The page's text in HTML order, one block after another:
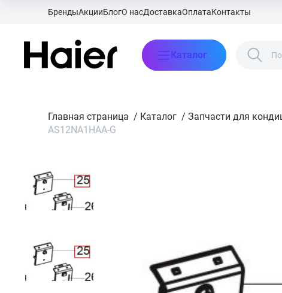
БрендыАкцииБлогО насДоставкаОплатаКонтакты
Каталог
Главная страница / Каталог / Запчасти для
AS12NA1HAA-G